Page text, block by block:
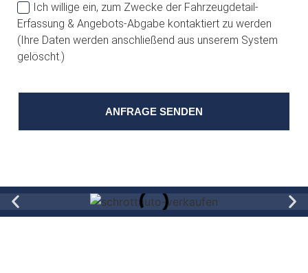
Ich willige ein, zum Zwecke der Fahrzeugdetail-
Erfassung & Angebots-Abgabe kontaktiert zu werden
(Ihre Daten werden anschließend aus unserem System
gelöscht.)
ANFRAGE SENDEN